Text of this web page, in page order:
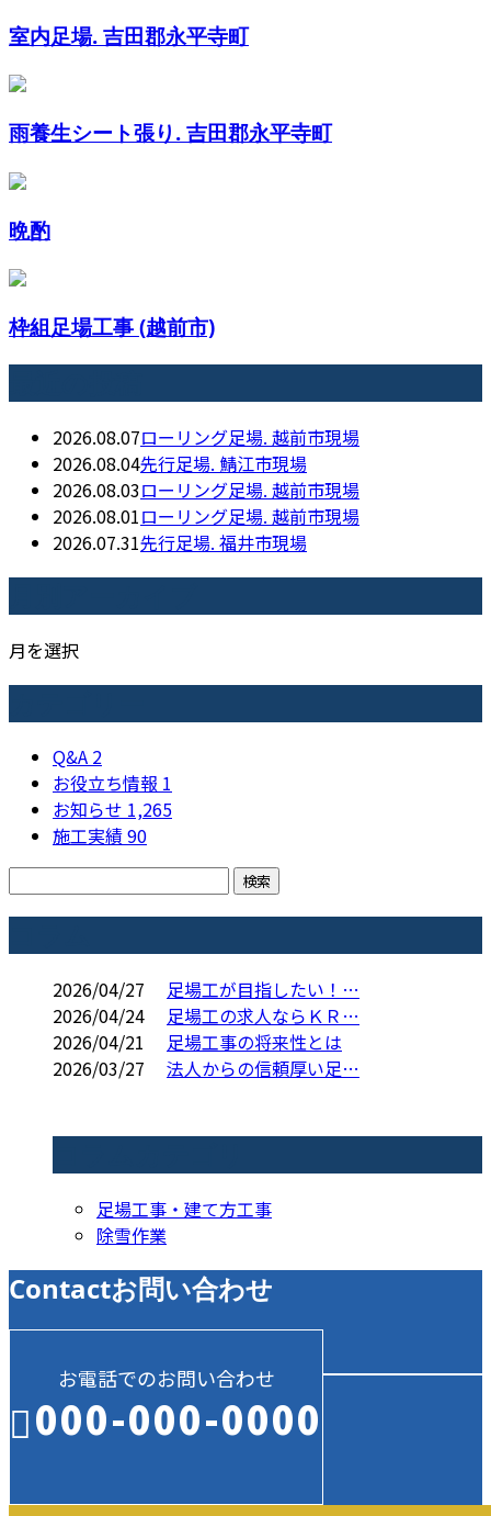
室内足場. 吉田郡永平寺町
雨養生シート張り. 吉田郡永平寺町
晩酌
枠組足場工事 (越前市)
2026.08.07ローリング足場. 越前市現場
2026.08.04先行足場. 鯖江市現場
2026.08.03ローリング足場. 越前市現場
2026.08.01ローリング足場. 越前市現場
2026.07.31先行足場. 福井市現場
月を選択
Q&A 2
お役立ち情報 1
お知らせ 1,265
施工実績90
2026/04/27
足場工が目指したい！…
2026/04/24
足場工の求人ならＫＲ…
2026/04/21
足場工事の将来性とは
2026/03/27
法人からの信頼厚い足…
足場工事・建て方工事
除雪作業
Contactお問い合わせ
お電話でのお問い合わせ
000-000-0000